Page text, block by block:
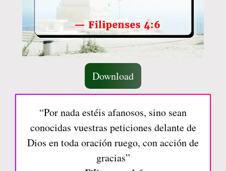
Download
“Por nada estéis afanosos, sino sean
conocidas vuestras peticiones delante de
Dios en toda oración ruego, con acción de
gracias”